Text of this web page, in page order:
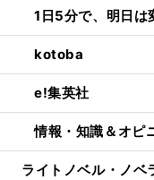
1日5分で、明日
kotoba
e!集英社
情報・知識＆オピ
ライトノベル・ノベ